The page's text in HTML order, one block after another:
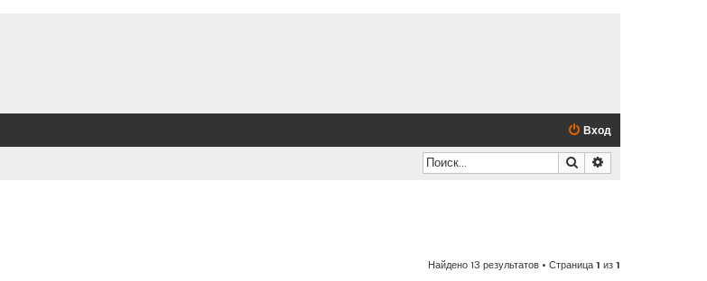
Вход
Поиск
Найдено 13 результатов • Страница1 из1